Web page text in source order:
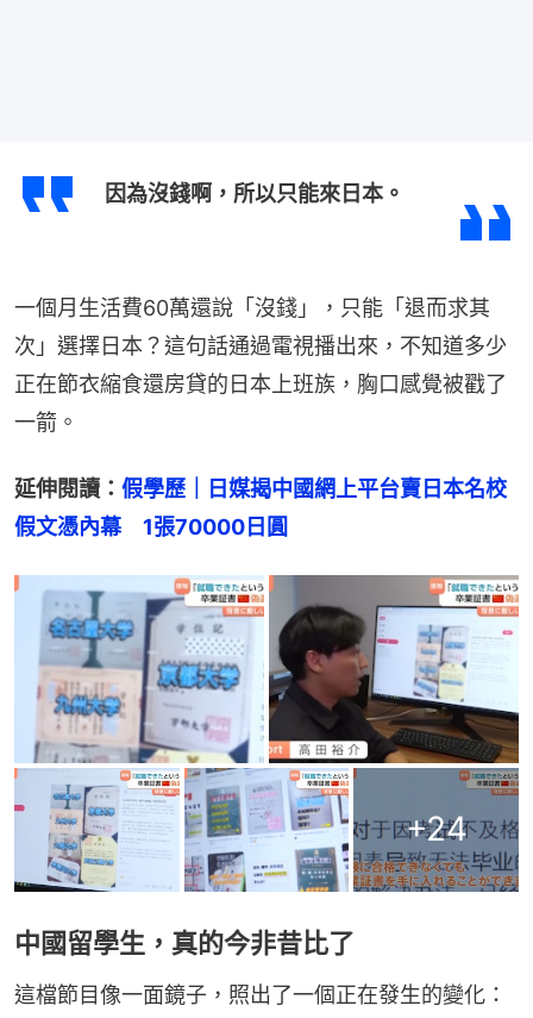
因為沒錢啊，所以只能來日本。
一個月生活費60萬還說「沒錢」，只能「退而求其
次」選擇日本？這句話通過電視播出來，不知道多少
正在節衣縮食還房貸的日本上班族，胸口感覺被戳了
一箭。
延伸閱讀： 假學歷｜日媒揭中國網上平台賣日本名校
假文憑內幕　1張70000日圓
+24
中國留學生，真的今非昔比了
這檔節目像一面鏡子，照出了一個正在發生的變化：